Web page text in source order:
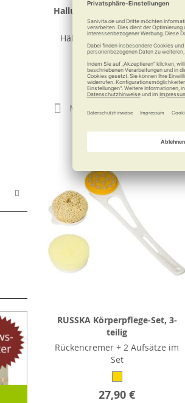
Hallufix Hallux-valgus-Schiene
Slim Comfort 2.0
Hält mobil bei Hallux valgus
79,90 €
Merken
RUSSKA Körperpflege-Set, 3-
teilig
Rückencremer + 2 Aufsätze im
Set
27,90 €